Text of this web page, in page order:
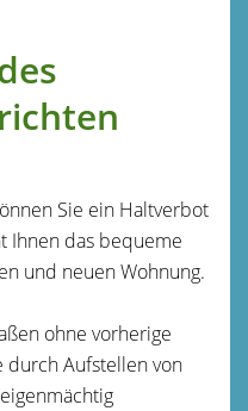
Sie ein Haltverbot
Ihnen das bequeme
und neuen Wohnung.
ohne vorherige
durch Aufstellen von